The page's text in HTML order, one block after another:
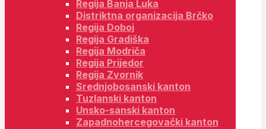
Regija Banja Luka
Distriktna organizacija Brčko
Regija Doboj
Regija Gradiška
Regija Modriča
Regija Prijedor
Regija Zvornik
Srednjobosanski kanton
Tuzlanski kanton
Unsko-sanski kanton
Zapadnohercegovački kanton